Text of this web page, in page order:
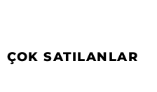
ÇOK SATILANLAR